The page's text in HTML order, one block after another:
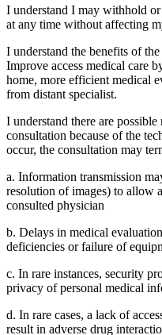
I understand I may withhold
at any time without affecting
I understand the benefits of
Improve access medical care
home, more efficient medical
from distant specialist.
I understand there are
consultation because of the
occur, the consultation may
a. Information transmission
resolution of images) to allow
consulted physician
b. Delays in medical
deficiencies or failure of
c. In rare instances, security
privacy of personal medical
d. In rare cases, a lack of
result in adverse drug